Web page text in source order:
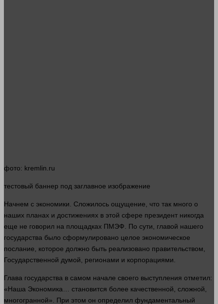
фото: kremlin.ru
тестовый баннер под заглавное изображение
Начнем с экономики . Сложилось ощущение , что так много о
наших планах и достижениях в этой сфере президент никогда
еще не говорил на площадках ПМЭФ. По сути, главой нашего
государства было сформулировано целое экономическое
послание, которое должно быть реализовано правительством,
Государственной думой, регионами и корпорациями.
Глава государства в самом начале своего выступления отметил:
«Наша Экономика … становится более качественной, сложной,
многогранной». При этом он определил фундаментальный